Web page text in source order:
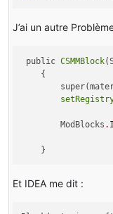
J’ai un autre
public CSMMBlock
    {
        ModBlocks
Et IDEA me dit :